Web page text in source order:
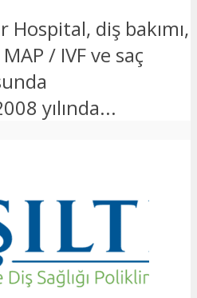
diş bakımı,
/ IVF ve saç
yılında...